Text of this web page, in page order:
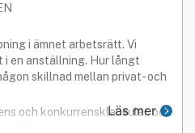
i ämnet arbetsrätt. Vi
en anställning. Hur långt
skillnad mellan privat- och
och konkurrensklausuler, och
Läs mer